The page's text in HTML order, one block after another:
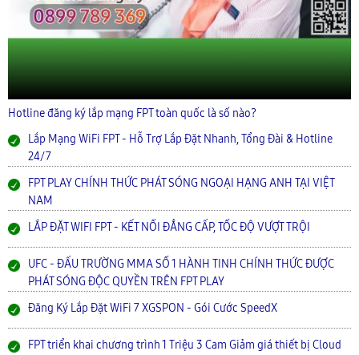
Hotline đăng ký lắp mạng FPT toàn quốc là số nào?
Lắp Mạng WiFi FPT - Hỗ Trợ Lắp Đặt Nhanh, Tổng Đài & Hotline
24/7
FPT PLAY CHÍNH THỨC PHÁT SÓNG NGOẠI HẠNG ANH TẠI VIỆT
NAM
LẮP ĐẶT WIFI FPT - KẾT NỐI ĐẲNG CẤP, TỐC ĐỘ VƯỢT TRỘI
UFC - ĐẤU TRƯỜNG MMA SỐ 1 HÀNH TINH CHÍNH THỨC ĐƯỢC
PHÁT SÓNG ĐỘC QUYỀN TRÊN FPT PLAY
Đăng Ký Lắp Đặt WiFi 7 XGSPON - Gói Cước SpeedX
FPT triển khai chương trình 1 Triệu 3 Cam Giảm giá thiết bị Cloud